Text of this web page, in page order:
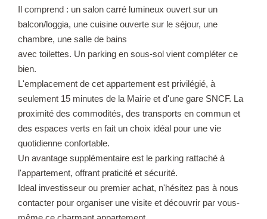
Il comprend : un salon carré lumineux ouvert sur un
balcon/loggia, une cuisine ouverte sur le séjour, une
chambre, une salle de bains
avec toilettes. Un parking en sous-sol vient compléter ce
bien.
L'emplacement de cet appartement est privilégié, à
seulement 15 minutes de la Mairie et d'une gare SNCF. La
proximité des commodités, des transports en commun et
des espaces verts en fait un choix idéal pour une vie
quotidienne confortable.
Un avantage supplémentaire est le parking rattaché à
l'appartement, offrant praticité et sécurité.
Ideal investisseur ou premier achat, n'hésitez pas à nous
contacter pour organiser une visite et découvrir par vous-